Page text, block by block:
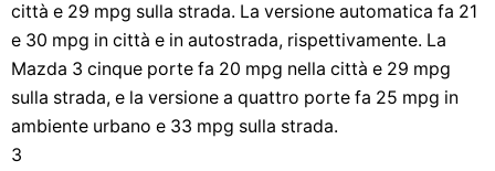
città e 29 mpg sulla strada. La versione automatica fa 21
e 30 mpg in città e in autostrada, rispettivamente. La
Mazda 3 cinque porte fa 20 mpg nella città e 29 mpg
sulla strada, e la versione a quattro porte fa 25 mpg in
ambiente urbano e 33 mpg sulla strada.
3